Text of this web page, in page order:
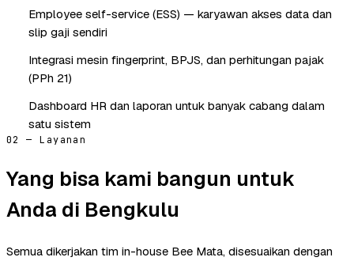
Employee self-service (ESS) — karyawan akses data dan
slip gaji sendiri
Integrasi mesin fingerprint, BPJS, dan perhitungan pajak
(PPh 21)
Dashboard HR dan laporan untuk banyak cabang dalam
satu sistem
02 — Layanan
Yang bisa kami bangun untuk
Anda di Bengkulu
Semua dikerjakan tim in-house Bee Mata, disesuaikan dengan